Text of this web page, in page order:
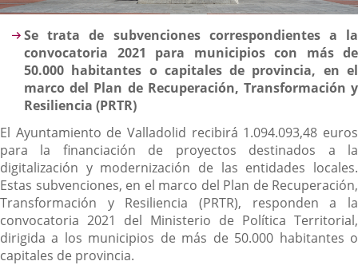
Descripción
Se trata de subvenciones correspondientes a la
convocatoria 2021 para municipios con más de
50.000 habitantes o capitales de provincia, en el
marco del Plan de Recuperación, Transformación y
Resiliencia (PRTR)
El Ayuntamiento de Valladolid recibirá 1.094.093,48 euros
para la financiación de proyectos destinados a la
digitalización y modernización de las entidades locales.
Estas subvenciones, en el marco del Plan de Recuperación,
Transformación y Resiliencia (PRTR), responden a la
convocatoria 2021 del Ministerio de Política Territorial,
dirigida a los municipios de más de 50.000 habitantes o
capitales de provincia.